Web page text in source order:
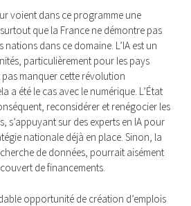
voient dans ce programme une
que la France ne démontre pas
nations dans ce domaine. L’IA est un
particulièrement pour les pays
manquer cette révolution
a été le cas avec le numérique. L’État
reconsidérer et renégocier les
s’appuyant sur des experts en IA pour
nationale déjà en place. Sinon, la
de données, pourrait aisément
de financements.
opportunité de création d’emplois